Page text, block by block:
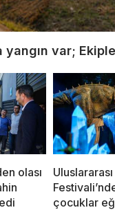
yangın var;
olası
çocuklar